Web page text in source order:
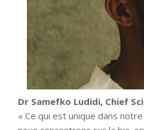
Dr Samefko Ludidi, Chief
« Ce qui est unique dans